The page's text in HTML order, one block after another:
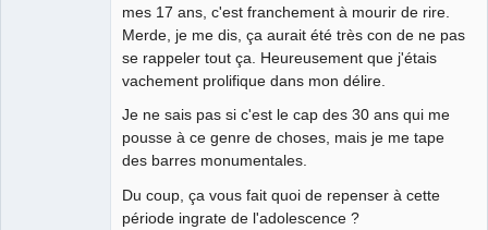
mes 17 ans, c'est franchement à mourir de rire.
Merde, je me dis, ça aurait été très con de ne pas
se rappeler tout ça. Heureusement que j'étais
vachement prolifique dans mon délire.
Je ne sais pas si c'est le cap des 30 ans qui me
pousse à ce genre de choses, mais je me tape
des barres monumentales.
Du coup, ça vous fait quoi de repenser à cette
période ingrate de l'adolescence ?